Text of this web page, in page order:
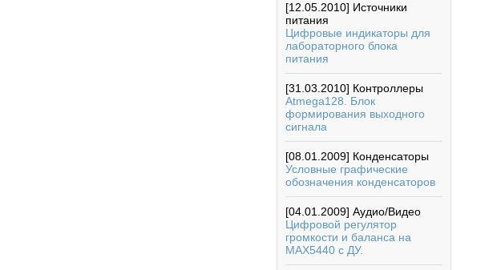
[12.05.2010] Источники
питания
Цифровые индикаторы для
лабораторного блока
питания
[31.03.2010] Контроллеры
Atmega128. Блок
формирования выходного
сигнала
[08.01.2009] Конденсаторы
Условные графические
обозначения конденсаторов
[04.01.2009] Аудио/Видео
Цифровой регулятор
громкости и баланса на
MAX5440 с ДУ.